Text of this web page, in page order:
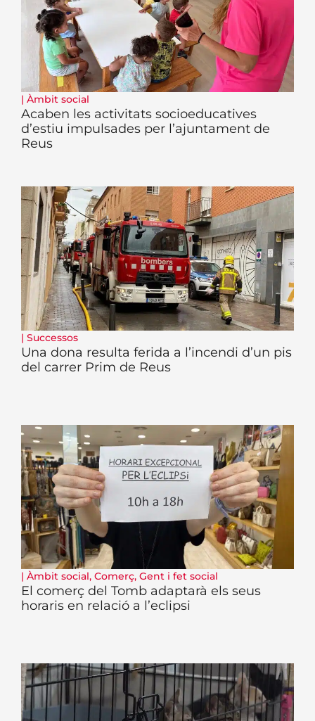
| Àmbit social
Acaben les activitats socioeducatives
d’estiu impulsades per l’ajuntament de
Reus
| Successos
Una dona resulta ferida a l’incendi d’un pis
del carrer Prim de Reus
| Àmbit social, Comerç, Gent i fet social
El comerç del Tomb adaptarà els seus
horaris en relació a l’eclipsi